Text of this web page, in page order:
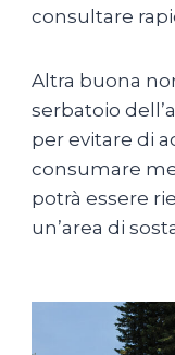
consultare
Altra buona
serbatoio
per evitare di
consumare
potrà essere
un’area di